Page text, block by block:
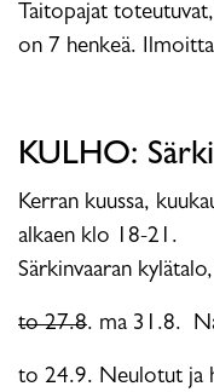
Taitopajat
on 7 henkeä.
KULHO:
Kerran kuussa,
alkaen klo 18-21.
Särkinvaaran
to 27.8. ma 31.8.
to 24.9. Neulotut ja